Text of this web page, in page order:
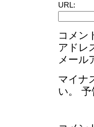
URL:
コメン
アドレ
メール
マイナ
い。